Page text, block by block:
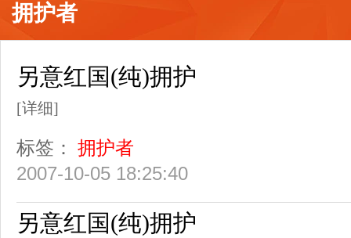
拥护者
另意红国(纯)拥护
[详细]
标签：
拥护者
2007-10-05 18:25:40
另意红国(纯)拥护